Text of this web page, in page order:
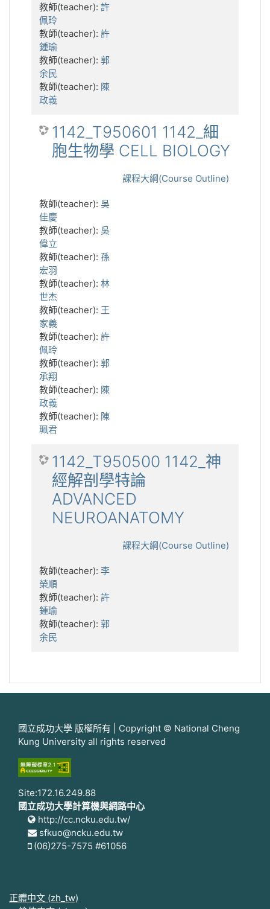
教師(teacher): 許
佩玲
教師(teacher): 許
鍾瑜
教師(teacher): 郭
余民
教師(teacher): 陳
政義
1142_T950601 1142_細
胞生物學 CELL BIOLOGY
課程大綱(Course Outline)
教師(teacher): 吳
佳慶
教師(teacher): 吳
偉立
教師(teacher): 孫
宏羽
教師(teacher): 林
世杰
教師(teacher): 王
家義
教師(teacher): 許
佩玲
教師(teacher): 郭
承翔
教師(teacher): 陳
政義
教師(teacher): 陳
珮君
1142_T950500 1142_神
經解剖學特論
ADVANCED
NEUROANATOMY
課程大綱(Course Outline)
教師(teacher): 李
榮順
教師(teacher): 許
鍾瑜
教師(teacher): 郭
余民
國立成功大學 版權所有 | Copyright © National Cheng
Kung University all rights reserved
Site:172.16.249.88
國立成功大學計算機與網路中心
http://cc.ncku.edu.tw/
sfkuo@ncku.edu.tw
(06)275-7575 #61056
正體中文 ‎(zh_tw)‎